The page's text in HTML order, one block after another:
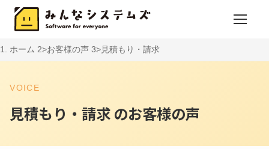
ホーム お客様の声 見積もり・請求
VOICE
見積もり・請求 のお客様の声